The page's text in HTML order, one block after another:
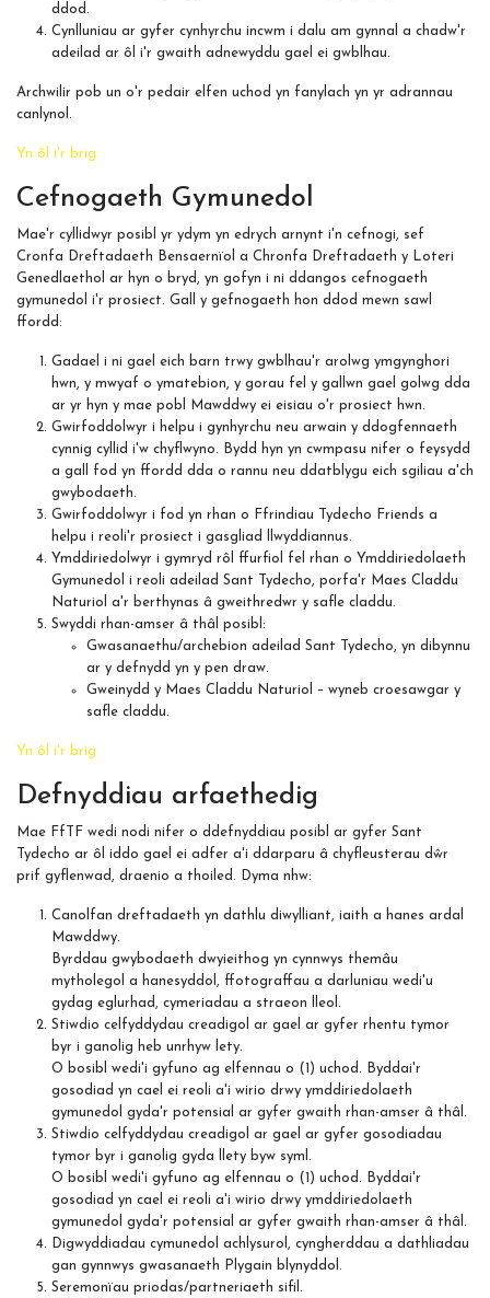
ddod.
Cynlluniau ar gyfer cynhyrchu incwm i dalu am gynnal a chadw'r
adeilad ar ôl i'r gwaith adnewyddu gael ei gwblhau.
Archwilir pob un o'r pedair elfen uchod yn fanylach yn yr adrannau
canlynol.
Yn ôl i'r brig
Cefnogaeth Gymunedol
Mae'r cyllidwyr posibl yr ydym yn edrych arnynt i'n cefnogi, sef
Cronfa Dreftadaeth Bensaernïol a Chronfa Dreftadaeth y Loteri
Genedlaethol ar hyn o bryd, yn gofyn i ni ddangos cefnogaeth
gymunedol i'r prosiect. Gall y gefnogaeth hon ddod mewn sawl
ffordd:
Gadael i ni gael eich barn trwy gwblhau'r arolwg ymgynghori
hwn, y mwyaf o ymatebion, y gorau fel y gallwn gael golwg dda
ar yr hyn y mae pobl Mawddwy ei eisiau o'r prosiect hwn.
Gwirfoddolwyr i helpu i gynhyrchu neu arwain y ddogfennaeth
cynnig cyllid i'w chyflwyno. Bydd hyn yn cwmpasu nifer o feysydd
a gall fod yn ffordd dda o rannu neu ddatblygu eich sgiliau a'ch
gwybodaeth.
Gwirfoddolwyr i fod yn rhan o Ffrindiau Tydecho Friends a
helpu i reoli'r prosiect i gasgliad llwyddiannus.
Ymddiriedolwyr i gymryd rôl ffurfiol fel rhan o Ymddiriedolaeth
Gymunedol i reoli adeilad Sant Tydecho, porfa'r Maes Claddu
Naturiol a'r berthynas â gweithredwr y safle claddu.
Swyddi rhan-amser â thâl posibl:
Gwasanaethu/archebion adeilad Sant Tydecho, yn dibynnu
ar y defnydd yn y pen draw.
Gweinydd y Maes Claddu Naturiol – wyneb croesawgar y
safle claddu.
Yn ôl i'r brig
Defnyddiau arfaethedig
Mae FfTF wedi nodi nifer o ddefnyddiau posibl ar gyfer Sant
Tydecho ar ôl iddo gael ei adfer a'i ddarparu â chyfleusterau dŵr
prif gyflenwad, draenio a thoiled. Dyma nhw:
Canolfan dreftadaeth yn dathlu diwylliant, iaith a hanes ardal
Mawddwy.
Byrddau gwybodaeth dwyieithog yn cynnwys themâu
mytholegol a hanesyddol, ffotograffau a darluniau wedi'u
gydag eglurhad, cymeriadau a straeon lleol.
Stiwdio celfyddydau creadigol ar gael ar gyfer rhentu tymor
byr i ganolig heb unrhyw lety.
O bosibl wedi'i gyfuno ag elfennau o (1) uchod. Byddai'r
gosodiad yn cael ei reoli a'i wirio drwy ymddiriedolaeth
gymunedol gyda'r potensial ar gyfer gwaith rhan-amser â thâl.
Stiwdio celfyddydau creadigol ar gael ar gyfer gosodiadau
tymor byr i ganolig gyda llety byw syml.
O bosibl wedi'i gyfuno ag elfennau o (1) uchod. Byddai'r
gosodiad yn cael ei reoli a'i wirio drwy ymddiriedolaeth
gymunedol gyda'r potensial ar gyfer gwaith rhan-amser â thâl.
Digwyddiadau cymunedol achlysurol, cyngherddau a dathliadau
gan gynnwys gwasanaeth Plygain blynyddol.
Seremonïau priodas/partneriaeth sifil.